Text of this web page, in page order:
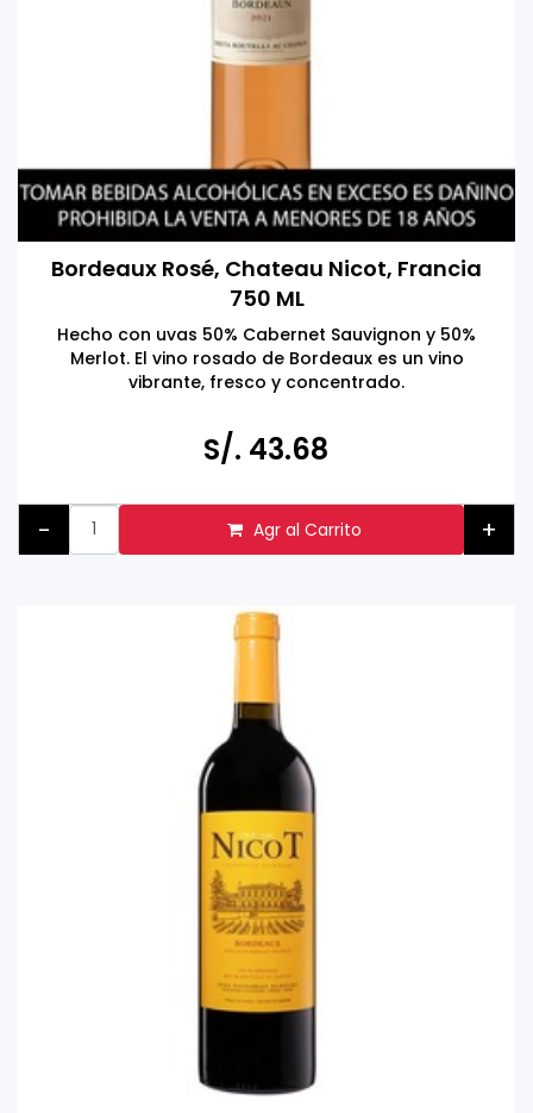
Bordeaux Rosé, Chateau Nicot, Francia
750 ML
Hecho con uvas 50% Cabernet Sauvignon y 50%
Merlot. El vino rosado de Bordeaux es un vino
vibrante, fresco y concentrado.
Tomar bebidas alcohólicas en exceso es dañino
Prohibida la venta a menores de 18 años.
S/. 43.68
- Agr al Carrito +